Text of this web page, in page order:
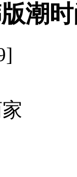
潮